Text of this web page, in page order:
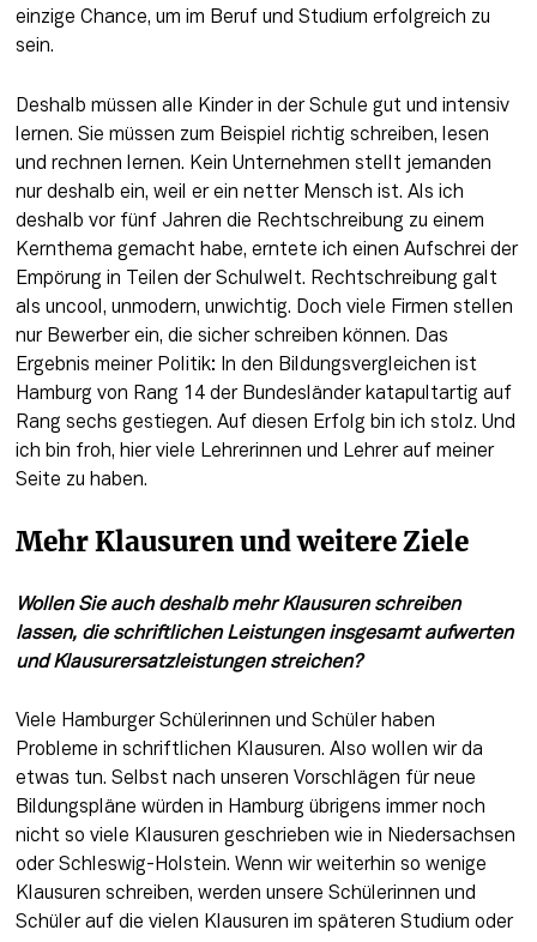
einzige Chance, um im Beruf und Studium erfolgreich zu
sein.
Deshalb müssen alle Kinder in der Schule gut und intensiv
lernen. Sie müssen zum Beispiel richtig schreiben, lesen
und rechnen lernen. Kein Unternehmen stellt jemanden
nur deshalb ein, weil er ein netter Mensch ist. Als ich
deshalb vor fünf Jahren die Rechtschreibung zu einem
Kernthema gemacht habe, erntete ich einen Aufschrei der
Empörung in Teilen der Schulwelt. Rechtschreibung galt
als uncool, unmodern, unwichtig. Doch viele Firmen stellen
nur Bewerber ein, die sicher schreiben können. Das
Ergebnis meiner Politik: In den Bildungsvergleichen ist
Hamburg von Rang 14 der Bundesländer katapultartig auf
Rang sechs gestiegen. Auf diesen Erfolg bin ich stolz. Und
ich bin froh, hier viele Lehrerinnen und Lehrer auf meiner
Seite zu haben.
Mehr Klausuren und weitere Ziele
Wollen Sie auch deshalb mehr Klausuren schreiben
lassen, die schriftlichen Leistungen insgesamt aufwerten
und Klausurersatzleistungen streichen?
Viele Hamburger Schülerinnen und Schüler haben
Probleme in schriftlichen Klausuren. Also wollen wir da
etwas tun. Selbst nach unseren Vorschlägen für neue
Bildungspläne würden in Hamburg übrigens immer noch
nicht so viele Klausuren geschrieben wie in Niedersachsen
oder Schleswig-Holstein. Wenn wir weiterhin so wenige
Klausuren schreiben, werden unsere Schülerinnen und
Schüler auf die vielen Klausuren im späteren Studium oder